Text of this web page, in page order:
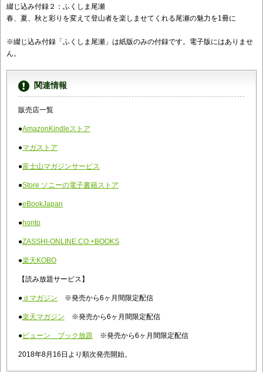
綴じ込み付録２：ふくしま尾瀬
春、夏、秋と彩りを変えて登山者を楽しませてくれる尾瀬の魅力を1冊に
※綴じ込み付録「ふくしま尾瀬」は紙版のみの付録です。電子版にはありませ
ん。
関連情報
販売店一覧
●AmazonKindleストア
●マガストア
●富士山マガジンサービス
●Store ソニーの電子書籍ストア
●eBookJapan
●honto
●ZASSHI-ONLINE.CO.+BOOKS
●楽天KOBO
【読み放題サービス】
● ｄマガジン ※発売から6ヶ月間限定配信
●楽天マガジン ※発売から6ヶ月間限定配信
●ビューン ブック放題 ※発売から6ヶ月間限定配信
2018年8月16日より順次発売開始。